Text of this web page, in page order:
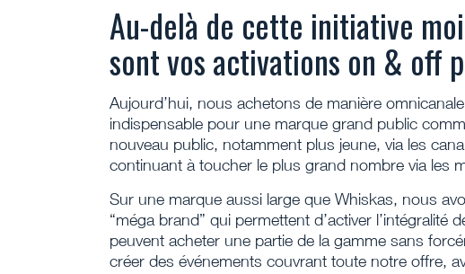
Au-delà de cette initiative
sont vos activations on & off
Aujourd’hui, nous achetons de manière
indispensable pour une marque grand public
nouveau public, notamment plus jeune, via les
continuant à toucher le plus grand nombre via les
Sur une marque aussi large que Whiskas, nous
“méga brand” qui permettent d’activer
peuvent acheter une partie de la gamme sans
créer des événements couvrant toute notre offre,